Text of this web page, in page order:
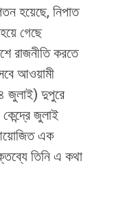
হয়েছে, নিপাত
গেছে
রাজনীতি করতে
আওয়ামী
জুলাই) দুপুরে
জুলাই
এক
তিনি এ কথা